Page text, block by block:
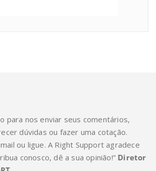
para nos enviar seus comentários,
dúvidas ou fazer uma cotação.
ou ligue. A Right Support agradece
conosco, dê a sua opinião!” Diretor